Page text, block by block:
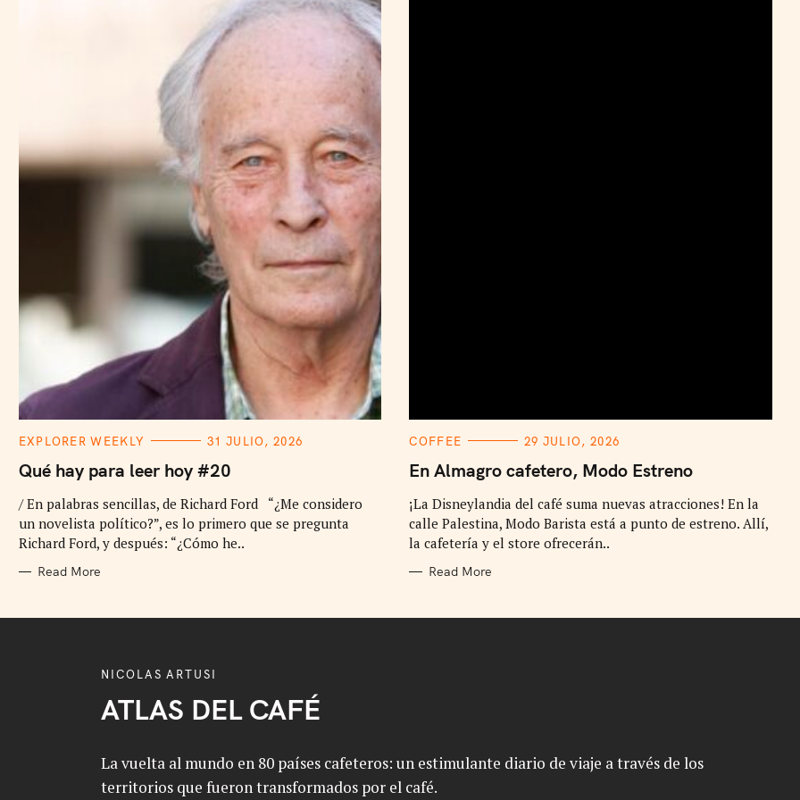
C
T
E
O
R
I
E
S
EXPLORER WEEKLY 31 JULIO, 2026
Qué hay para leer hoy #20
/ En palabras sencillas, de Richard Ford “¿Me considero
un novelista político?”, es lo primero que se pregunta
Richard Ford, y después: “¿Cómo he..
Read More
C
T
E
O
R
I
E
S
COFFEE 29 JULIO, 2026
En Almagro cafetero, Modo Estreno
¡La Disneylandia del café suma nuevas atracciones! En la
calle Palestina, Modo Barista está a punto de estreno. Allí,
la cafetería y el store ofrecerán..
Read More
NICOLAS ARTUSI
ATLAS DEL CAFÉ
La vuelta al mundo en 80 países cafeteros: un estimulante diario de viaje a través de los
territorios que fueron transformados por el café.